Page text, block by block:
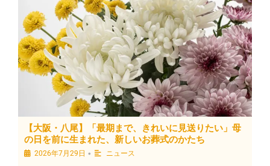
【大阪・八尾】「最期まで、きれいに見送りたい」母
の日を前に生まれた、新しいお葬式のかたち
2026年7月29日 • ニュース